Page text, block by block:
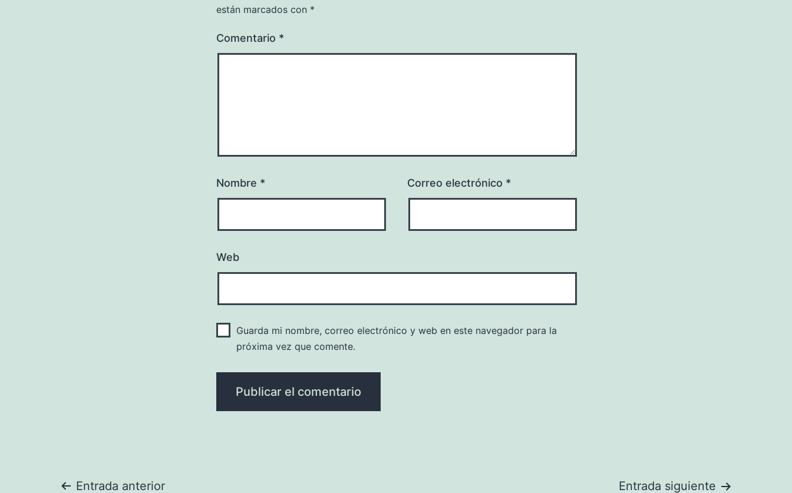
están marcados con *
Comentario *
Nombre * Correo electrónico *
Web
Guarda mi nombre, correo electrónico y web en este navegador para la
próxima vez que comente.
Entrada anterior Entrada siguiente